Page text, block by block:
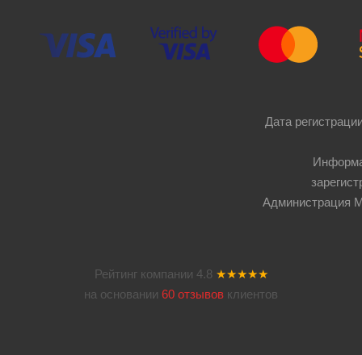
Дата
Администрация
Рейтинг компании 4.8 ★★★★★
на основании 60 отзывов клиентов